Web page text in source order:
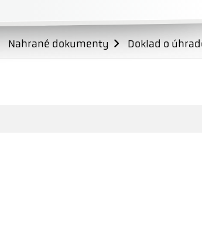
Nahrané dokumenty Doklad o